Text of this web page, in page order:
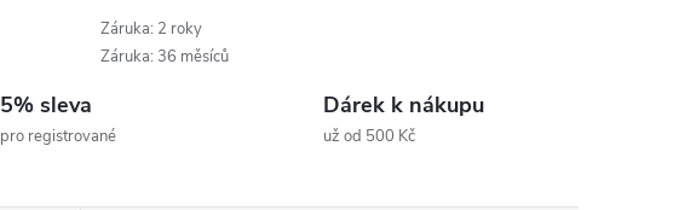
Záruka: 2 roky
Záruka: 36 měsíců
5% sleva
pro registrované
Dárek k nákupu
už od 500 Kč